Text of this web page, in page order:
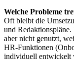
Welche Probleme
Oft bleibt die
und
aber nicht genutzt,
HR-Funktionen
individuell entwickelt